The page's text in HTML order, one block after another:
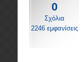
0
Σχόλια
2246 εμφανίσεις